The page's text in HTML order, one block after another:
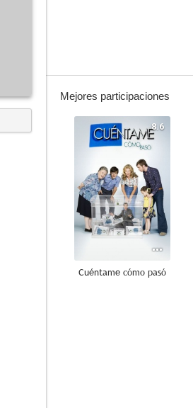
Mejores participaciones
8.6
Cuéntame cómo pasó